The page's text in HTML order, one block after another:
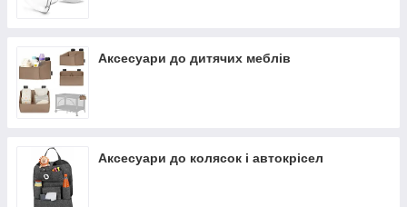
Аксесуари до дитячих меблів
Аксесуари до колясок і автокрісел